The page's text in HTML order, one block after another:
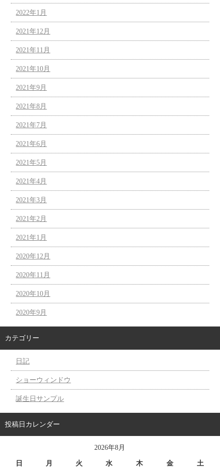
2022年1月
2021年12月
2021年11月
2021年10月
2021年9月
2021年8月
2021年7月
2021年6月
2021年5月
2021年4月
2021年3月
2021年2月
2021年1月
2020年12月
2020年11月
2020年10月
2020年9月
カテゴリー
日記
ショーウィンドウ
誕生日サンプル
投稿日カレンダー
2026年8月
日 月 火 水 木 金 土